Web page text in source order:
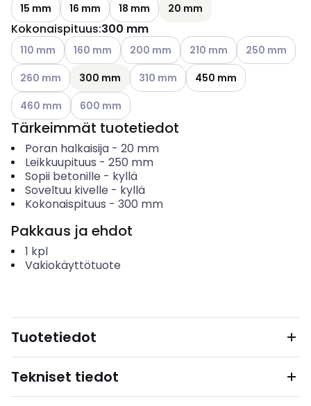
15 mm
16 mm 18 mm 20 mm
Kokonaispituus:300 mm
Katso käytettävissä olevat vaihtoehdot
110 mm Katso käytettävissä olevat vaihtoehdot
160 mm Katso käytettävissä olevat vaihtoehdot
200 mm Katso käytettävissä
210 mm Katso
250 mm
Katso käytettävissä olevat vaihtoehdot
260 mm 300 mm Katso käytettävissä olevat
310 mm
450 mm
Katso käytettävissä olevat vaihtoehdot
460 mm Katso käytettävissä olevat vaihtoehdot
600 mm
Tärkeimmät tuotetiedot
Poran halkaisija- 20 mm
Leikkuupituus - 250 mm
Sopii betonille - kyllä
Soveltuu kivelle - kyllä
Kokonaispituus - 300 mm
Pakkaus ja ehdot
1 kpl
Vakiokäyttötuote
Tuotetiedot
Tekniset tiedot